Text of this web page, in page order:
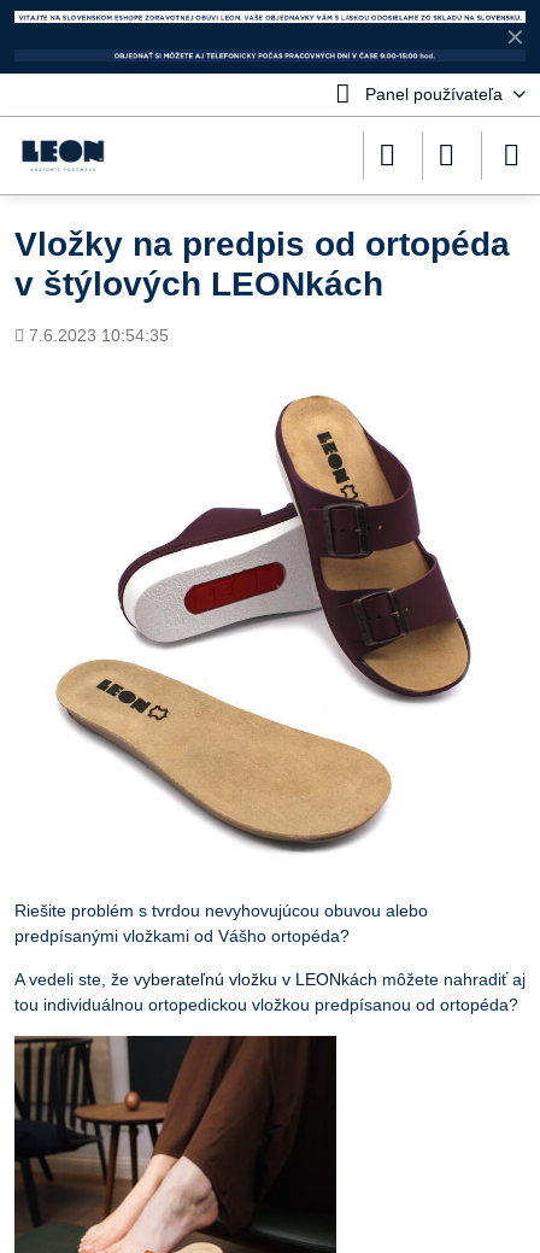
✕
Panel používateľa
Vložky na predpis od ortopéda
v štýlových LEONkách
Pridané
7.6.2023 10:54:35
Riešite problém s tvrdou nevyhovujúcou obuvou alebo
predpísanými vložkami od Vášho ortopéda?
A vedeli ste, že vyberateľnú vložku v LEONkách môžete nahradiť aj
tou individuálnou ortopedickou vložkou predpísanou od ortopéda?